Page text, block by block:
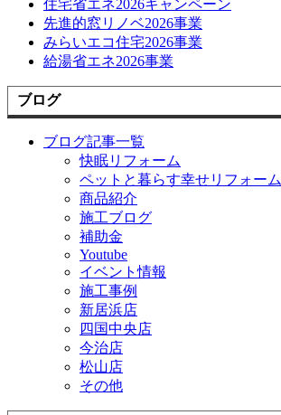
住宅省エネ2026キャンペーン
先進的窓リノベ2026事業
みらいエコ住宅2026事業
給湯省エネ2026事業
ブログ
ブログ記事一覧
快眠リフォーム
ペットと暮らす幸せリフォーム
商品紹介
施工ブログ
補助金
Youtube
イベント情報
施工事例
新居浜店
四国中央店
今治店
松山店
その他